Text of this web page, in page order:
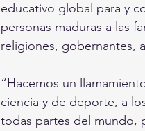
educativo global para y
personas maduras a las
religiones, gobernantes,
“Hacemos un
ciencia y de deporte, a
todas partes del mundo,